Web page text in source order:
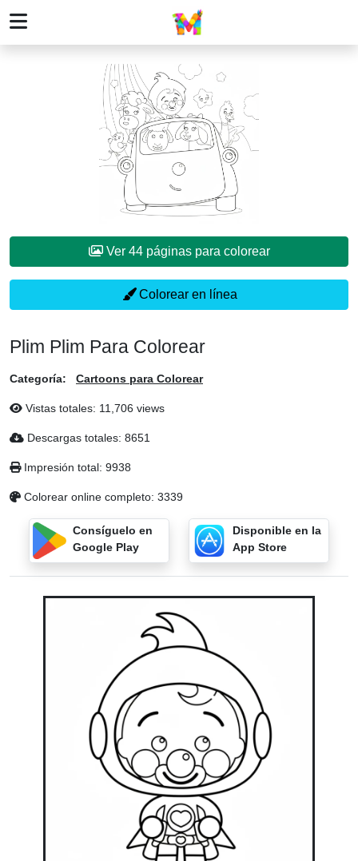
Ver 44 páginas para colorear
Colorear en línea
Plim Plim Para Colorear
Categoría: Cartoons para Colorear
Vistas totales: 11,706 views
Descargas totales: 8651
Impresión total: 9938
Colorear online completo: 3339
Consíguelo en
Google Play
Disponible en la
App Store